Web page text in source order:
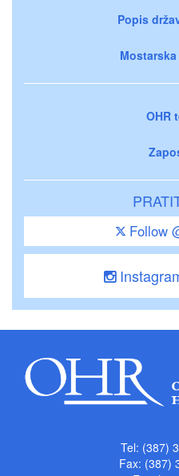
Popis
OHR
Follow
Tel: (387)
Fax: (387)